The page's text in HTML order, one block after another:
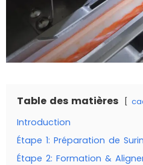
Table des matières
Introduction
Étape 1: Préparation de
Étape 2: Formation &